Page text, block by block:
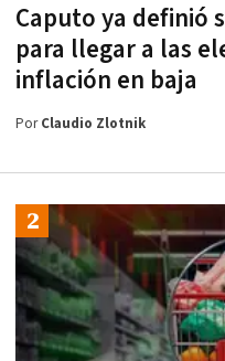
Caputo ya definió
para llegar a las
inflación en baja
PorClaudio Zlotnik